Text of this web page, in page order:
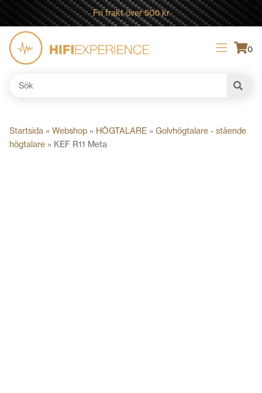
Fri frakt över 500 kr
0
Sök
Startsida » Webshop » HÖGTALARE » Golvhögtalare - stående
högtalare » KEF R11 Meta